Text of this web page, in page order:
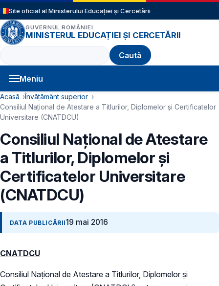
Sari la conținutul principal
Site oficial al Ministerului Educației și Cercetării
GUVERNUL ROMÂNIEI
MINISTERUL EDUCAȚIEI ȘI CERCETĂRII
Caută
Meniu
Navigație principală
Cale de navigare
Acasă
Învățământ superior
Consiliul Naţional de Atestare a Titlurilor, Diplomelor și Certificatelor
Universitare (CNATDCU)
Consiliul Naţional de Atestare
a Titlurilor, Diplomelor și
Certificatelor Universitare
(CNATDCU)
DATA PUBLICĂRII19 mai 2016
CNATDCU
Consiliul Naţional de Atestare a Titlurilor, Diplomelor și